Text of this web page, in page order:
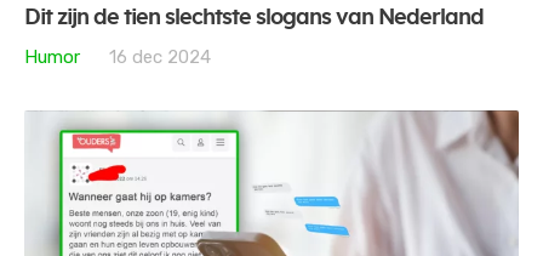
Dit zijn de tien slechtste slogans van Nederland
Humor
16 dec 2024